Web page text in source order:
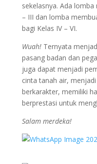
sekelasnya. Ada
– III dan lomba
bagi Kelas IV – VI.
Wuah! Ternyata
pasang badan dan
juga dapat menjadi
cinta tanah air,
berkarakter, memiliki
berprestasi untuk
Salam merdeka!